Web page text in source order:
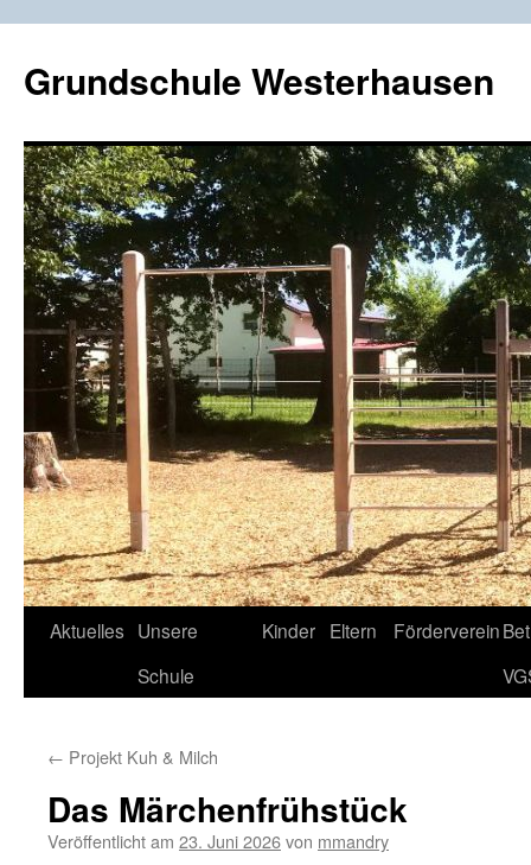
springen
Grundschule Westerhausen
Aktuelles Unsere
Schule
Kinder Eltern Förderverein
← Projekt Kuh & Milch
Das Märchenfrühstück
Veröffentlicht am 23. Juni 2026von mmandry